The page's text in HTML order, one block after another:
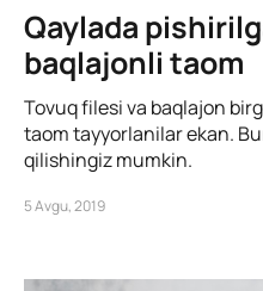
Qaylada
baqlajonli taom
Tovuq filesi va baqlajon
taom tayyorlanilar ekan.
qilishingiz mumkin.
5 Avgu, 2019